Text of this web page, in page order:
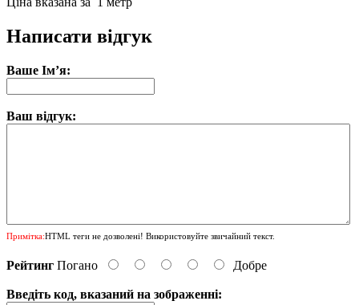
Написати відгук
Ваше Ім’я:
Ваш відгук:
Примітка:HTML теги не дозволені! Використовуйте звичайний текст.
Рейтинг Погано Добре
Введіть код, вказаний на зображенні: